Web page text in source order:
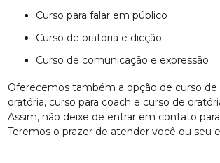
curso para falar em público
curso de oratória e dicção
curso de comunicação e expressão
Oferecemos também a opção de curso
oratória, curso para coach e curso de
Assim, não deixe de entrar em contato
Teremos o prazer de atender você ou seu